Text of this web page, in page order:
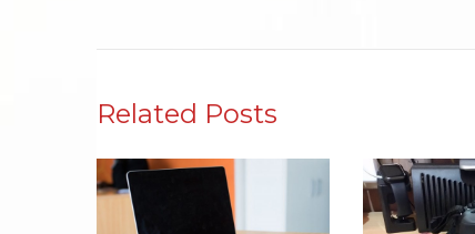
Related Posts